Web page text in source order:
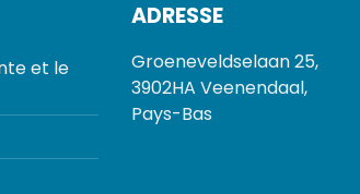
et le
ADRESSE
Groeneveldselaan 25,
3902HA Veenendaal,
Pays-Bas